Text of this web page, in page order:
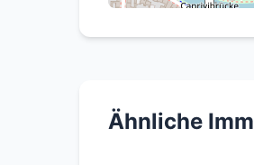
Verkehrsmittel
Ähnliche